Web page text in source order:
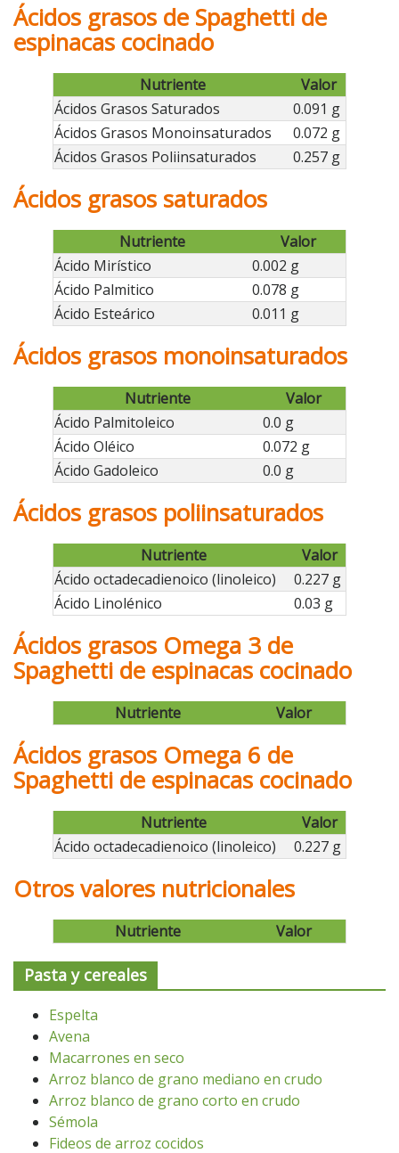
Ácidos grasos de Spaghetti de
espinacas cocinado
Nutriente
Valor
Ácidos Grasos Saturados
0.091 g
Ácidos Grasos Monoinsaturados
0.072 g
Ácidos Grasos Poliinsaturados
0.257 g
Ácidos grasos saturados
Nutriente
Valor
Ácido Mirístico
0.002 g
Ácido Palmitico
0.078 g
Ácido Esteárico
0.011 g
Ácidos grasos monoinsaturados
Nutriente
Valor
Ácido Palmitoleico
0.0 g
Ácido Oléico
0.072 g
Ácido Gadoleico
0.0 g
Ácidos grasos poliinsaturados
Nutriente
Valor
Ácido octadecadienoico (linoleico)
0.227 g
Ácido Linolénico
0.03 g
Ácidos grasos Omega 3 de
Spaghetti de espinacas cocinado
Nutriente Valor
Ácidos grasos Omega 6 de
Spaghetti de espinacas cocinado
Nutriente
Valor
Ácido octadecadienoico (linoleico)
0.227 g
Otros valores nutricionales
Nutriente Valor
Pasta y cereales
Espelta
Avena
Macarrones en seco
Arroz blanco de grano mediano en crudo
Arroz blanco de grano corto en crudo
Sémola
Fideos de arroz cocidos